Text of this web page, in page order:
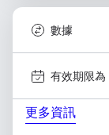
數據
有效期限為
更多資訊